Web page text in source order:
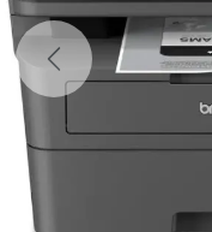
Previous